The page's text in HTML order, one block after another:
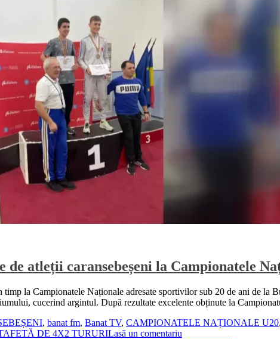
de atleții caransebeșeni la Campionatele
la Campionatele Naționale adresate sportivilor sub 20 de ani de
cucerind argintul. După rezultate excelente obținute la
, banat fm, Banat TV, CAMPIONATELE NAȚIONALE U20,
DE 4X2 TURURILasă un comentariu